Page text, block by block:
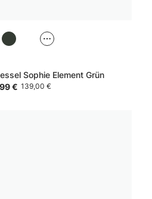
Sophie Element Grün
€ 139,00 €